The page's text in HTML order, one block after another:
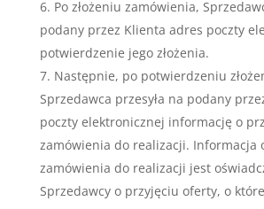
Po złożeniu zamówienia,
podany przez Klienta adres poczty
potwierdzenie jego złożenia.
Następnie, po potwierdzeniu
Sprzedawca przesyła na podany
poczty elektronicznej informację o
zamówienia do realizacji. Informacja
zamówienia do realizacji jest
Sprzedawcy o przyjęciu oferty, o